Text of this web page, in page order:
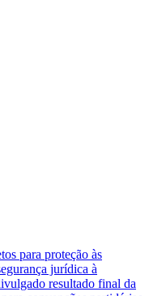
para proteção às
jurídica à
resultado final da